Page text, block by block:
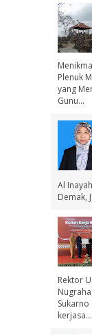
Plenuk
yang
Gunu...
Al
Demak,
Rektor
kerjasa...